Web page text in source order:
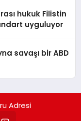
hukuk Filistin
uyguluyor
savaşı bir ABD
Adresi